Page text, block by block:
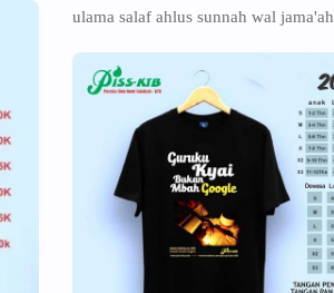
ulama salaf ahlus sunnah wal jama'ah